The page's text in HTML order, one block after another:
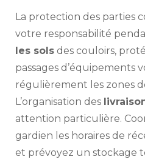
La protection des parties
votre responsabilité
les sols des couloirs,
passages
régulièrement les zones
L’organisation des
attention particulière.
gardien les horaires de
et prévoyez un stockage